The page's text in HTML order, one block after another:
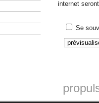
internet
Se